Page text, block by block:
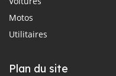
Motos
Utilitaires
Plan du site